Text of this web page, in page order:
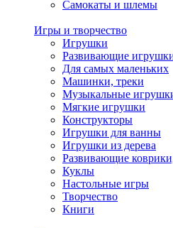
Самокаты и шлемы
Игры и творчество
Игрушки
Развивающие
Для самых маленьких
Машинки, треки
Музыкальные
Мягкие игрушки
Конструкторы
Игрушки для ванны
Игрушки из дерева
Развивающие
Куклы
Настольные игры
Творчество
Книги